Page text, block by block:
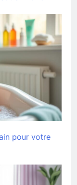
pour votre